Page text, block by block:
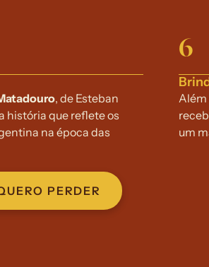
, de Esteban
história que reflete os
na época das
6
Além
um
PERDER